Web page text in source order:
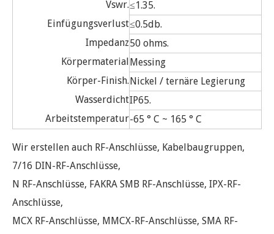
Vswr.≤1.35.
Einfügungsverlust≤0.5db.
Impedanz50 ohms.
KörpermaterialMessing
Körper-Finish.Nickel / ternäre Legierung
WasserdichtIP65.
Arbeitstemperatur-65 ° C ~ 165 ° C
Wir erstellen auch RF-Anschlüsse, Kabelbaugruppen,
7/16 DIN-RF-Anschlüsse,
N RF-Anschlüsse, FAKRA SMB RF-Anschlüsse, IPX-RF-
Anschlüsse,
MCX RF-Anschlüsse, MMCX-RF-Anschlüsse, SMA RF-